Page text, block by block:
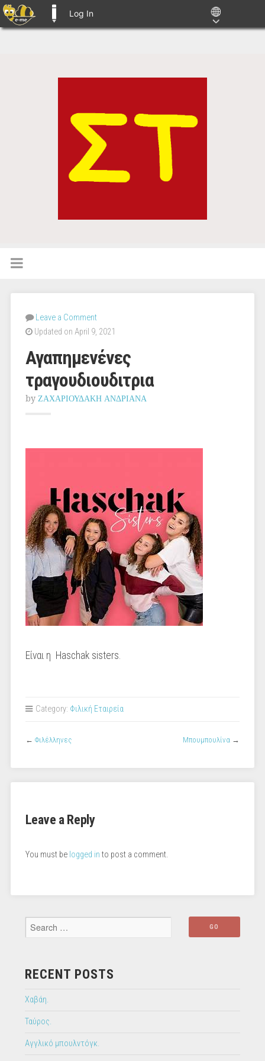
Log In
Leave a Comment
Updated on April 9, 2021
Αγαπημενένες
τραγουδιουδιτρια
by ΖΑΧΑΡΙΟΥΔΑΚΗ ΑΝΔΡΙΑΝΑ
Eίναι η Haschak sisters.
Category: Φιλική Εταιρεία
← Φιλέλληνες Μπουμπουλίνα →
Leave a Reply
You must be logged in to post a comment.
RECENT POSTS
Χαβάη.
Ταύρος.
Αγγλικό μπουλντόγκ.